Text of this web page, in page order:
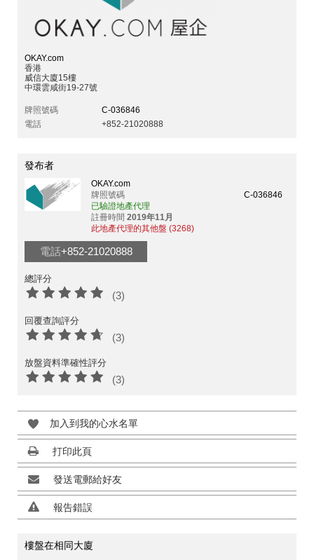
OKAY.com
香港
威信大廈15樓
中環雲咸街19-27號
牌照號碼
C-036846
電話
+852-21020888
發布者
OKAY.com
牌照號碼
C-036846
已驗證地產代理
註冊時間 2019年11月
此地產代理的其他盤 (3268)
電話+852-21020888
總評分
(3)
回覆查詢評分
(3)
放盤資料準確性評分
(3)
加入到我的心水名單
打印此頁
發送電郵給好友
報告錯誤
樓盤在相同大廈